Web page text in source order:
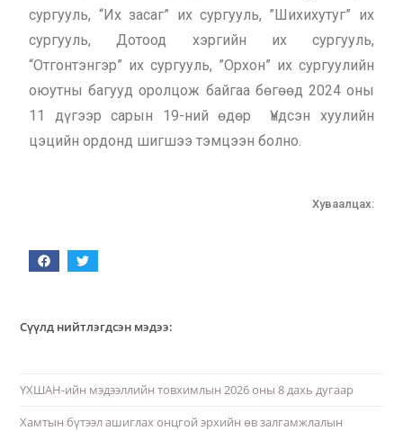
сургууль, “Их засаг” их сургууль, ”Шихихутуг” их
сургууль, Дотоод хэргийн их сургууль,
“Отгонтэнгэр” их сургууль, ”Орхон” их сургуулийн
оюутны багууд оролцож байгаа бөгөөд 2024 оны
11 дүгээр сарын 19-ний өдөр Үндсэн хуулийн
цэцийн ордонд шигшээ тэмцээн болно.
Хуваалцах:
Сүүлд нийтлэгдсэн мэдээ:
ҮХШАН-ийн мэдээллийн товхимлын 2026 оны 8 дахь дугаар
Хамтын бүтээл ашиглах онцгой эрхийн өв залгамжлалын